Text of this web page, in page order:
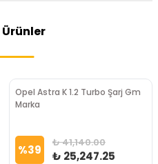
Ürünler
Opel Astra K 1.2 Turbo Şarj Gm
Marka
%39 ₺ 41,140.00
₺ 25,247.25